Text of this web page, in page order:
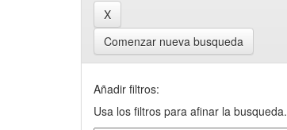
Comenzar nueva busqueda
Añadir filtros:
Usa los filtros para afinar la busqueda.